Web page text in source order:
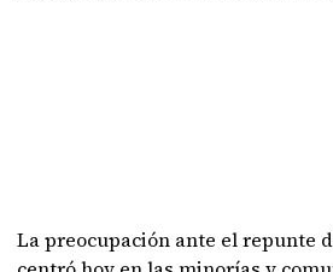
La preocupación ante el repunte